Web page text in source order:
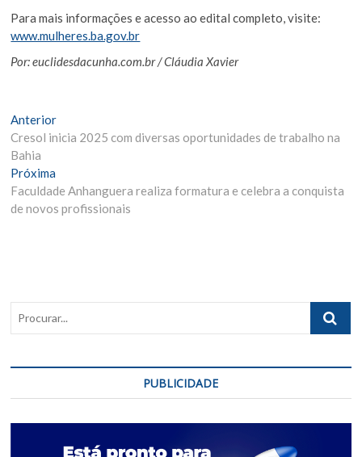
Para mais informações e acesso ao edital completo, visite:
www.mulheres.ba.gov.br
Por: euclidesdacunha.com.br / Cláudia Xavier
Navegação
de
Post
AnteriorMatéria
Anterior:
Cresol inicia 2025 com diversas oportunidades de trabalho na
Bahia
Próxima
Materia:
Faculdade Anhanguera realiza formatura e celebra a conquista
de novos profissionais
PUBLICIDADE